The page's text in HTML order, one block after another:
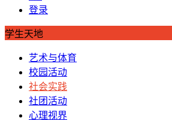
登录
学生天地
艺术与体育
校园活动
社会实践
社团活动
心理视界